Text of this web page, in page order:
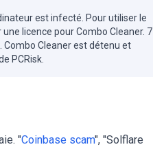
est infecté. Pour utiliser le
licence pour Combo Cleaner. 7
Combo Cleaner est détenu et
PCRisk.
"Coinbase scam", "Solflare